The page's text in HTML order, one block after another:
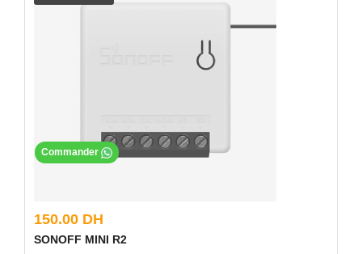
150.00 DH
SONOFF MINI R2
Commander